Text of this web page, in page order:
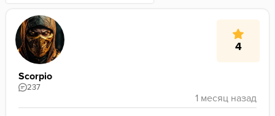
4
Scorpio
237